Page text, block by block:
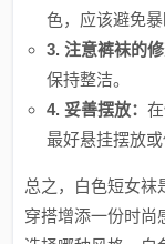
色，应该避免
3. 注意裤袜的
保持整洁。
4. 妥善摆放：
最好悬挂摆放或
总之，白色短女袜
穿搭增添一份时尚